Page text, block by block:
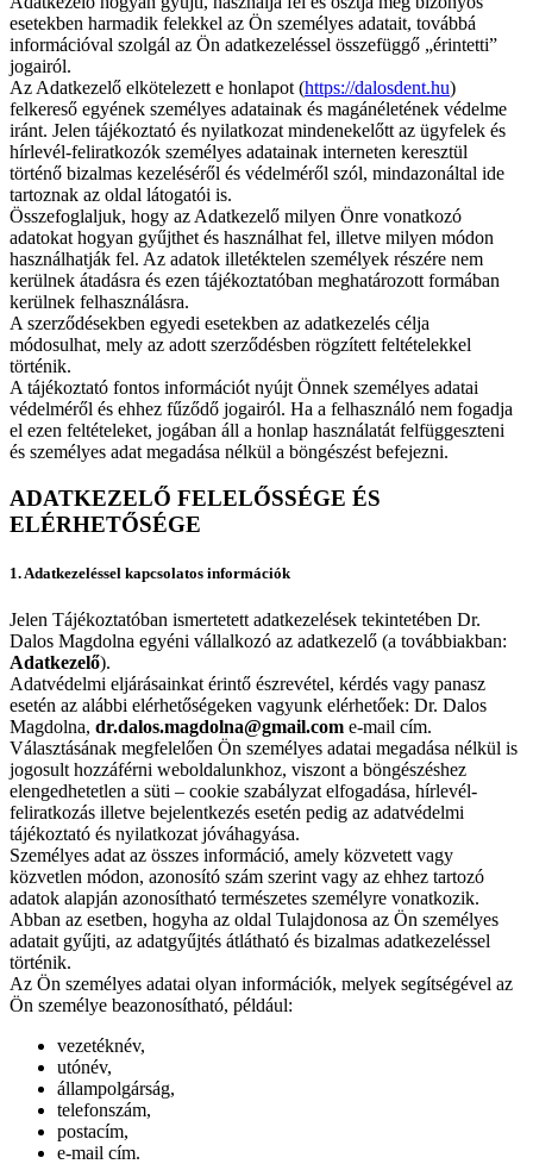
esetekben harmadik felekkel az Ön személyes adatait, továbbá
információval szolgál az Ön adatkezeléssel összefüggő „érintetti”
jogairól.
Az Adatkezelő elkötelezett e honlapot (https://dalosdent.hu)
felkereső egyének személyes adatainak és magánéletének védelme
iránt. Jelen tájékoztató és nyilatkozat mindenekelőtt az ügyfelek és
hírlevél-feliratkozók személyes adatainak interneten keresztül
történő bizalmas kezeléséről és védelméről szól, mindazonáltal ide
tartoznak az oldal látogatói is.
Összefoglaljuk, hogy az Adatkezelő milyen Önre vonatkozó
adatokat hogyan gyűjthet és használhat fel, illetve milyen módon
használhatják fel. Az adatok illetéktelen személyek részére nem
kerülnek átadásra és ezen tájékoztatóban meghatározott formában
kerülnek felhasználásra.
A szerződésekben egyedi esetekben az adatkezelés célja
módosulhat, mely az adott szerződésben rögzített feltételekkel
történik.
A tájékoztató fontos információt nyújt Önnek személyes adatai
védelméről és ehhez fűződő jogairól. Ha a felhasználó nem fogadja
el ezen feltételeket, jogában áll a honlap használatát felfüggeszteni
és személyes adat megadása nélkül a böngészést befejezni.
ADATKEZELŐ FELELŐSSÉGE ÉS
ELÉRHETŐSÉGE
1. Adatkezeléssel kapcsolatos információk
Jelen Tájékoztatóban ismertetett adatkezelések tekintetében Dr.
Dalos Magdolna egyéni vállalkozó az adatkezelő (a továbbiakban:
Adatkezelő).
Adatvédelmi eljárásainkat érintő észrevétel, kérdés vagy panasz
esetén az alábbi elérhetőségeken vagyunk elérhetőek: Dr. Dalos
Magdolna, dr.dalos.magdolna@gmail.com e-mail cím.
Választásának megfelelően Ön személyes adatai megadása nélkül is
jogosult hozzáférni weboldalunkhoz, viszont a böngészéshez
elengedhetetlen a süti – cookie szabályzat elfogadása, hírlevél-
feliratkozás illetve bejelentkezés esetén pedig az adatvédelmi
tájékoztató és nyilatkozat jóváhagyása.
Személyes adat az összes információ, amely közvetett vagy
közvetlen módon, azonosító szám szerint vagy az ehhez tartozó
adatok alapján azonosítható természetes személyre vonatkozik.
Abban az esetben, hogyha az oldal Tulajdonosa az Ön személyes
adatait gyűjti, az adatgyűjtés átlátható és bizalmas adatkezeléssel
történik.
Az Ön személyes adatai olyan információk, melyek segítségével az
Ön személye beazonosítható, például:
vezetéknév,
utónév,
állampolgárság,
telefonszám,
postacím,
e-mail cím.